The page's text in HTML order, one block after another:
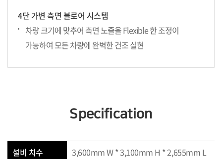
4단 가변 측면 블로어 시스템
차량 크기에 맞추어 측면 노즐을 Flexible 한 조정이
가능하여 모든 차량에 완벽한 건조 실현
Specification
설비 치수
3,600mm W * 3,100mm H * 2,655mm L